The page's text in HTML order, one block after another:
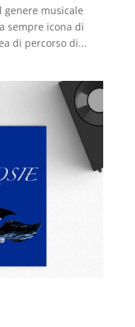
genere musicale
sempre icona di
di percorso di...